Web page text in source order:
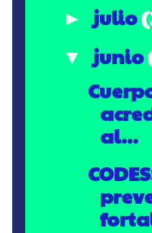
► julio
▼ junio
al...